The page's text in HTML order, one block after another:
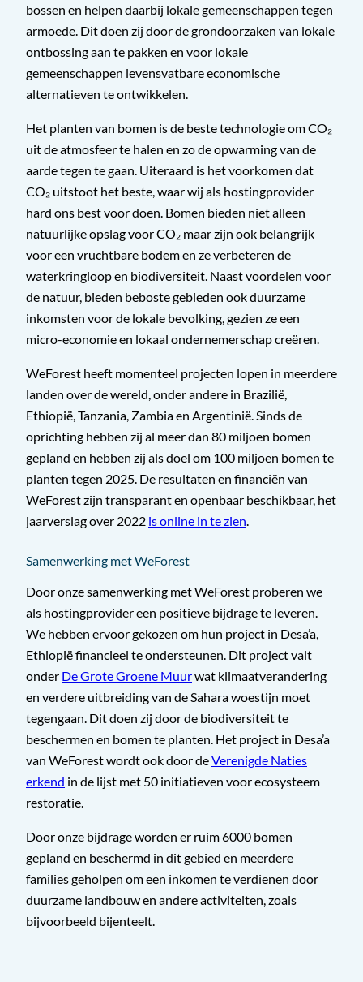
bossen en helpen daarbij lokale gemeenschappen tegen
armoede. Dit doen zij door de grondoorzaken van lokale
ontbossing aan te pakken en voor lokale
gemeenschappen levensvatbare economische
alternatieven te ontwikkelen.
Het planten van bomen is de beste technologie om CO₂
uit de atmosfeer te halen en zo de opwarming van de
aarde tegen te gaan. Uiteraard is het voorkomen dat
CO₂ uitstoot het beste, waar wij als hostingprovider
hard ons best voor doen. Bomen bieden niet alleen
natuurlijke opslag voor CO₂ maar zijn ook belangrijk
voor een vruchtbare bodem en ze verbeteren de
waterkringloop en biodiversiteit. Naast voordelen voor
de natuur, bieden beboste gebieden ook duurzame
inkomsten voor de lokale bevolking, gezien ze een
micro-economie en lokaal ondernemerschap creëren.
​WeForest heeft momenteel projecten lopen in meerdere
landen over de wereld, onder andere in Brazilië,
Ethiopië, Tanzania, Zambia en Argentinië. Sinds de
oprichting hebben zij al meer dan 80 miljoen bomen
gepland en hebben zij als doel om 100 miljoen bomen te
planten tegen 2025. De resultaten en financiën van
WeForest zijn transparant en openbaar beschikbaar, het
jaarverslag over 2022 is online in te zien.
Samenwerking met WeForest
Door onze samenwerking met WeForest proberen we
als hostingprovider een positieve bijdrage te leveren.
We hebben ervoor gekozen om hun project in Desa’a,
Ethiopië financieel te ondersteunen. Dit project valt
onder De Grote Groene Muurwat klimaatverandering
en verdere uitbreiding van de Sahara woestijn moet
tegengaan. Dit doen zij door de biodiversiteit te
beschermen en bomen te planten. Het project in Desa’a
van WeForest wordt ook door deVerenigde Naties
erkend in de lijst met 50 initiatieven voor ecosysteem
restoratie.
Door onze bijdrage worden er ruim 6000 bomen
gepland en beschermd in dit gebied en meerdere
families geholpen om een inkomen te verdienen door
duurzame landbouw en andere activiteiten, zoals
bijvoorbeeld bijenteelt.